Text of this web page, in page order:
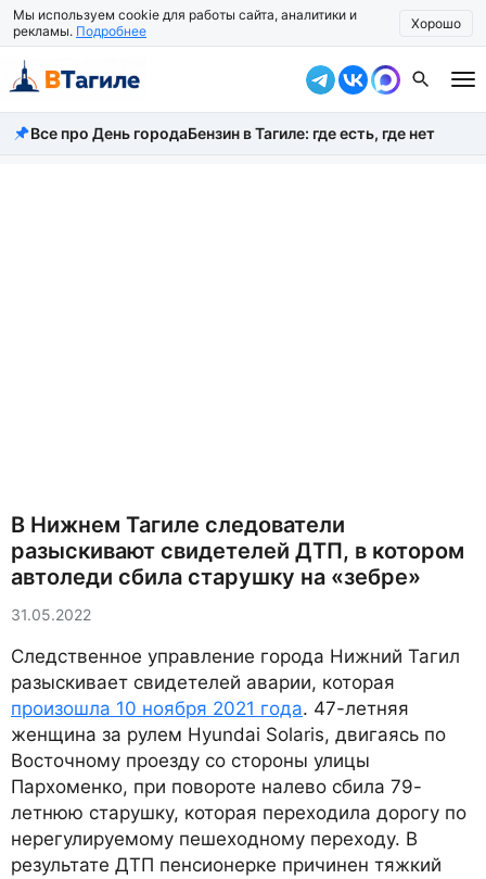
Мы используем cookie для работы сайта, аналитики и
рекламы. Подробнее Хорошо
Все новости
Все про День городаБензин в Тагиле: где есть, где нет
В Нижнем Тагиле следователи
разыскивают свидетелей ДТП, в котором
автоледи сбила старушку на «зебре»
31.05.2022
Следственное управление города Нижний Тагил
разыскивает свидетелей аварии, которая
произошла 10 ноября 2021 года. 47-летняя
женщина за рулем Hyundai Solaris, двигаясь по
Восточному проезду со стороны улицы
Пархоменко, при повороте налево сбила 79-
летнюю старушку, которая переходила дорогу по
нерегулируемому пешеходному переходу. В
результате ДТП пенсионерке причинен тяжкий